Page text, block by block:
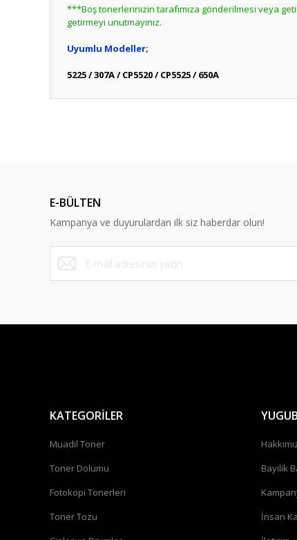
***Boş tonerlerinizin tarafımıza gönderilmesi veya
getirmeyi unutmayınız.
Uyumlu Modeller;
5225 / 307A / CP5520 / CP5525 / 650A
Ürün bilgilerinde hatalar bulunuyor.
Ürün fiyatı diğer sitelerden daha pahalı.
Bu ürüne benzer farklı alternatifler olmalı.
E-BÜLTEN
Kampanya ve duyurulardan ilk siz haberdar olun!
KATEGORİLER
Muadil Toner
Toner Dolumu
Fotokopi Tonerleri
Toner Tozu
Bayilik
İnsan